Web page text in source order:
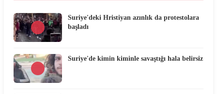
Suriye'deki Hristiyan azınlık da protestolara
başladı
Suriye'de kimin kiminle savaştığı hala belirsiz